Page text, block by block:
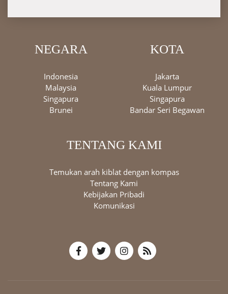
NEGARA
Indonesia
Malaysia
Singapura
Brunei
KOTA
Jakarta
Kuala Lumpur
Singapura
Bandar Seri Begawan
TENTANG KAMI
Temukan arah kiblat dengan kompas
Tentang Kami
Kebijakan Pribadi
Komunikasi